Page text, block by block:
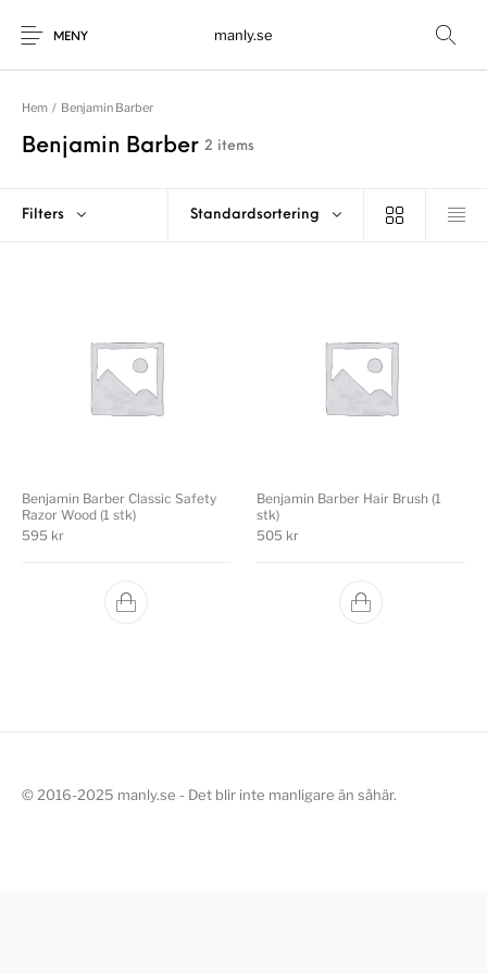
MENY manly.se
Hem / Benjamin Barber
Benjamin Barber 2 items
Filters Standardsortering
Benjamin Barber Classic Safety
Razor Wood (1 stk)
595 kr
Benjamin Barber Hair Brush (1
stk)
505 kr
© 2016-2025 manly.se - Det blir inte manligare än såhär.